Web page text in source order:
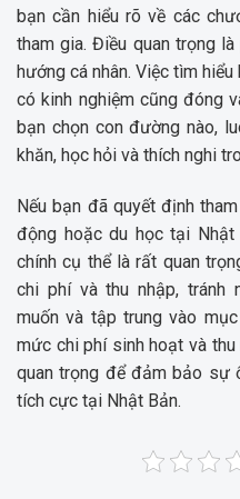
bạn cần hiểu rõ về các
tham gia. Điều quan trọng
hướng cá nhân. Việc tìm
có kinh nghiệm cũng đóng
bạn chọn con đường nào,
khăn, học hỏi và thích nghi
Nếu bạn đã quyết định
động hoặc du học tại
chính cụ thể là rất quan
chi phí và thu nhập, tránh
muốn và tập trung vào
mức chi phí sinh hoạt và
quan trọng để đảm bảo sự
tích cực tại Nhật Bản.